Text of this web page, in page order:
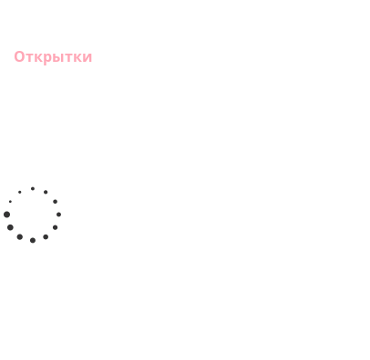
Открытки
сердце,
моя
любовь